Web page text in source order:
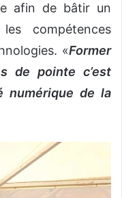
afin de bâtir un
compétences
«Former
de pointe c’est
numérique de la